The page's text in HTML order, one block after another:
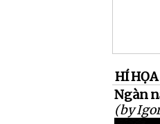
HÍ HỌA
Ngàn
(by